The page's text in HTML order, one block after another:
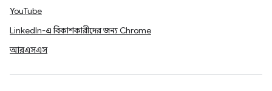
YouTube
LinkedIn-এ বিকাশকারীদের জন্য Chrome
আরএসএস